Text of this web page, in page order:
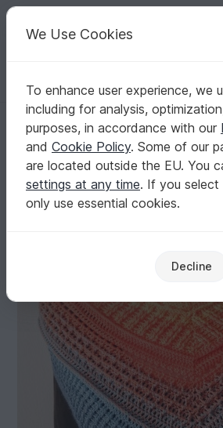
Your creative ideas
English | US $ (USD)
Homepage Crochet Shawls
lovely winter shawl
lovely winter shawl
We Use Cookies
To enhance user experience, we
including for analysis,
purposes, in accordance with our
and Cookie Policy. Some of our
are located outside the EU. You
settings at any time. If you select
only use essential cookies.
Decline